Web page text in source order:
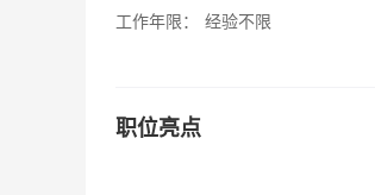
工作年限：
经验不限
职位亮点